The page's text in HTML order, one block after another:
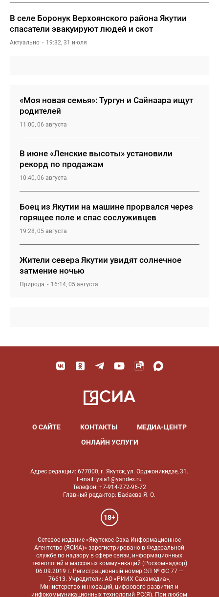
В селе Боронук Верхоянского района Якутии
спасатели эвакуируют людей и скот
Актуально 19:32, 31 июля
«Моя новая семья»: Тургун и Сайнаара ищут
родителей
11:00, 06 августа
В июне «Ленские высоты» установили
рекорд по продажам
10:40, 06 августа
Боец из Якутии на машине прорвался через
горящее поле и спас сослуживцев
19:28, 05 августа
Жители севера Якутии увидят солнечное
затмение ночью
Природа 16:14, 05 августа
О САЙТЕ КОНТАКТЫ
МЕДИА-ЦЕНТР
ОНЛАЙН УСЛУГИ
Адрес редакции: 677000, г. Якутск, ул. Орджоникидзе, 31.
E-mail: ysia1@yandex.ru
Телефон: +7-914-272-96-72
Главный редактор: Бабаева Я. О.
18+
Сетевое издание «Якутское-Саха Информационное
Агентство (ЯСИА)» зарегистрировано в Федеральной
службе по надзору в сфере связи, информационных
технологий и массовых коммуникаций (Роскомнадзор)
06.09.2019 г. Регистрационный номер ЭЛ № ФС 77 —
76613. Учредители: АО «РИИХ Сахамедиа»,
Министерство инноваций, цифрового развития и
инфокоммуникационных технологий РС(Я). При любом